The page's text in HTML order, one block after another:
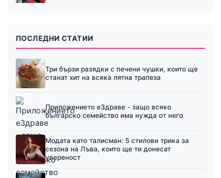
ПОСЛЕДНИ СТАТИИ
Три бързи разядки с печени чушки, които ще
станат хит на всяка лятна трапеза
Приложението еЗдраве - защо всяко
българско семейство има нужда от него
Модата като талисман: 5 стилови трика за
сезона на Лъва, които ще ти донесат
увереност